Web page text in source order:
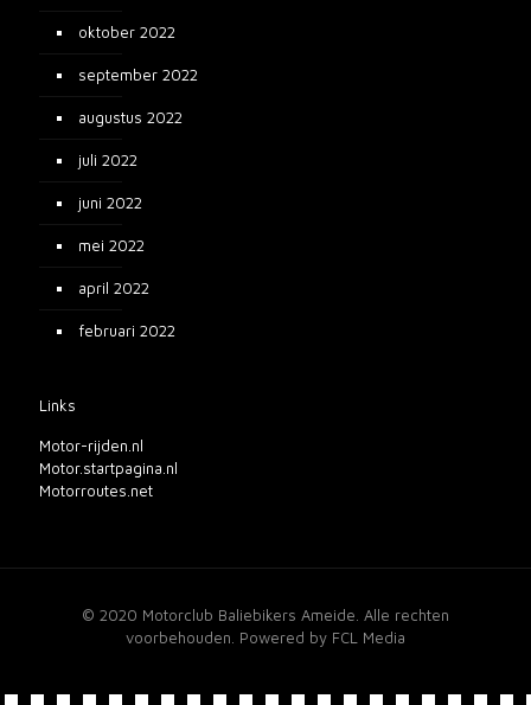
oktober 2022
september 2022
augustus 2022
juli 2022
juni 2022
mei 2022
april 2022
februari 2022
Links
Motor-rijden.nl
Motor.startpagina.nl
Motorroutes.net
© 2020 Motorclub Baliebikers Ameide. Alle rechten
voorbehouden. Powered by FCL Media